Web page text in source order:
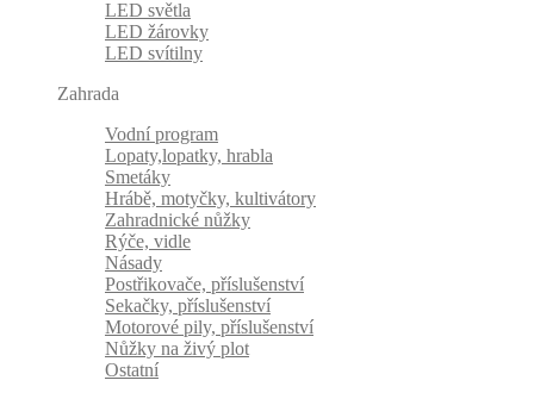
LED světla
LED žárovky
LED svítilny
Zahrada
Vodní program
Lopaty,lopatky, hrabla
Smetáky
Hrábě, motyčky, kultivátory
Zahradnické nůžky
Rýče, vidle
Násady
Postřikovače, příslušenství
Sekačky, příslušenství
Motorové pily, příslušenství
Nůžky na živý plot
Ostatní